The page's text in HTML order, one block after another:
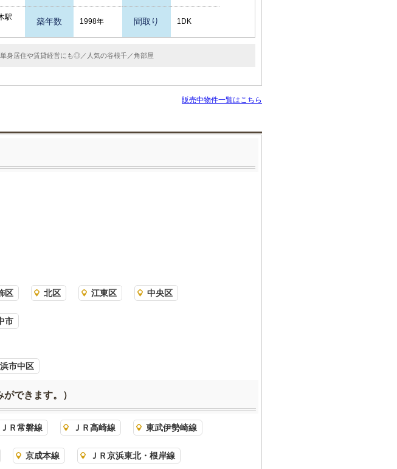
駅
築年数 1998年 間取り 1DK
身居住や賃貸経営にも◎／人気の谷根千／角部屋
販売中物件一覧はこちら
区 北区 江東区 中央区
市
市中区
できます。）
ＪＲ常磐線 ＪＲ高崎線 東武伊勢崎線
京成本線 ＪＲ京浜東北・根岸線